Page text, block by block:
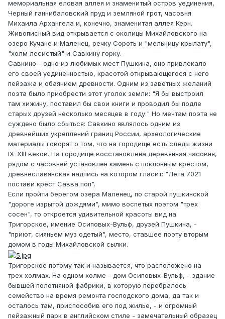
мемориальная еловая аллея и знаменитый остров уединения,
Черный ганнибаловский пруд и земляной грот, часовня
Михаила Архангела и, конечно, знаменитая аллея Керн.
Живописный вид открывается с околицы Михайловского на
озеро Кучане и Маленец, речку Сороть и "мельницу крылату",
"холм лесистый" и Савкину горку.
Савкино - одно из любимых мест Пушкина, оно привлекало
его своей уединенностью, красотой открывающегося с него
пейзажа и обаянием древности. Одним из заветных желаний
поэта было приобрести этот уголок земли: "Я бы выстроил
там хижину, поставил бы свои книги и проводил бы подле
старых друзей несколько месяцев в году:" Но мечтам поэта не
суждено было сбыться: Савкино являлось одним из
древнейших укреплений границ России, археологические
материалы говорят о том, что на городище есть следы жизни
IX-XIII веков. На городище восстановлена деревянная часовня,
рядом с часовней установлен камень с поклонным крестом,
древнеславянская надпись на котором гласит: "Лета 7021
постави крест Савва поп".
Если пройти берегом озера Маленец, по старой пушкинской
"дороге изрытой дождями", мимо воспетых поэтом "трех
сосен", то откроется удивительной красоты вид на
Тригорское, имение Осиповых-Вульф, друзей Пушкина, -
"приют, сияньем муз одетый", место, ставшее поэту вторым
домом в годы Михайловской сылки.
Тригорское потому так и называется, что расположено на
трех холмах. На одном холме - дом Осиповых-Вульф, - здание
бывшей полотняной фабрики, в которую перебралось
семейство на время ремонта господского дома, да так и
осталось там, приспособив его под жилье, - и огромный
пейзажный парк в английском стиле - замечательный образец